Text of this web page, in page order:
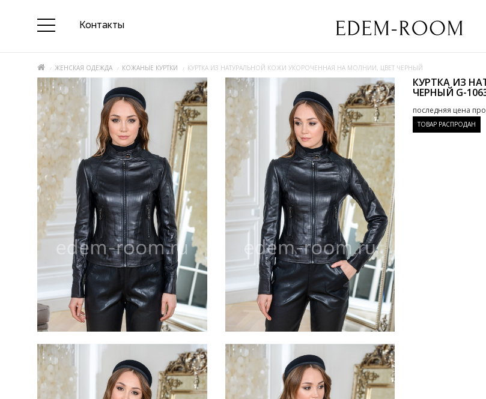
Контакты
ЖЕНСКАЯ ОДЕЖДА КОЖАНЫЕ КУРТКИ КУРТКА ИЗ НАТУРАЛЬНОЙ КОЖИ УКОРОЧЕННАЯ НА МОЛНИИ, ЦВЕТ ЧЕРНЫЙ
КУРТКА ИЗ
ЧЕРНЫЙ G-
последняя цена
ТОВАР РАСПРОДАН